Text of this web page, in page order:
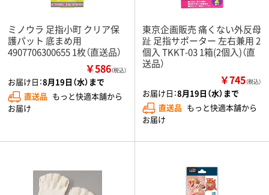
ミノウラ 足指小町 クリア保
護パット 底まめ用
4907706300655 1枚（直送品）
￥586（税込）
お届け日：8月19日（水）まで
直送品 もっと快適本舗から
お届け
東京企画販売 痛くない外反母
趾 足指サポーター 左右兼用 2
個入 TKKT-03 1箱(2個入)（直
送品）
￥745（税込）
お届け日：8月19日（水）まで
直送品 もっと快適本舗から
お届け